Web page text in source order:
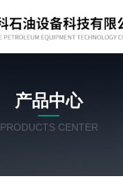
产品中心
PRODUCTS CENTER